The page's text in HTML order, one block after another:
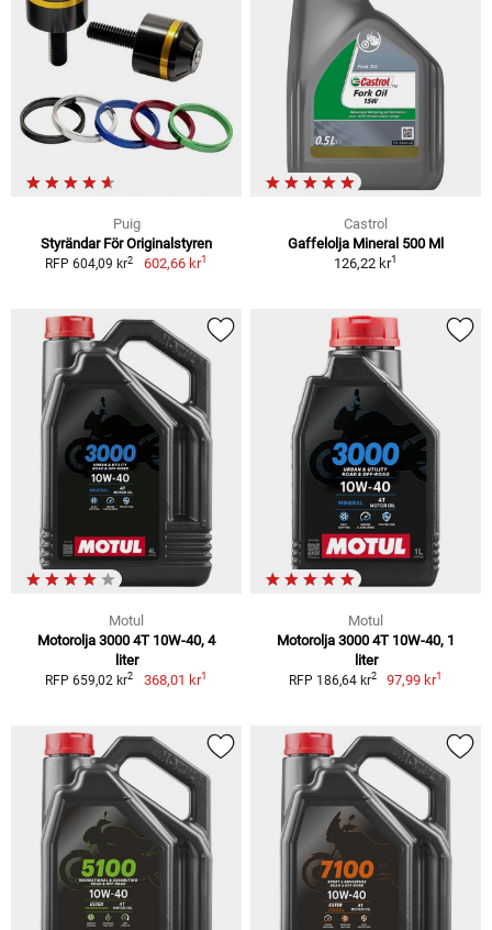
Puig
Styrändar För Originalstyren
RFP 604,09 kr2 602,66 kr1
Castrol
Gaffelolja Mineral 500 Ml
126,22 kr1
Motul
Motorolja 3000 4T 10W-40, 4
liter
RFP 659,02 kr2 368,01 kr1
Motul
Motorolja 3000 4T 10W-40, 1
liter
RFP 186,64 kr2 97,99 kr1